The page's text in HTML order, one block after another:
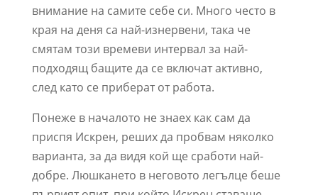
внимание на самите себе си. Много често в
края на деня са най-изнервени, така че
смятам този времеви интервал за най-
подходящ бащите да се включат активно,
след кaто се приберaт от рaботa.
Понеже в началото не знаех как сам да
приспя Искрен, реших да пробвам няколко
варианта, за да видя кой ще сработи най-
добре. Люшкането в неговото легълце беше